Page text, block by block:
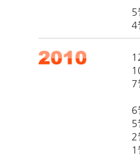
5
4
7
6
5
2
1